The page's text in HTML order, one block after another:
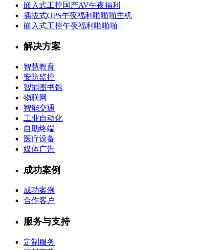
嵌入式工控国产AV午夜福利
插拔式OPS午夜福利啪啪啪主机
嵌入式工控午夜福利啪啪啪
解决方案
智慧教育
安防监控
智能图书馆
物联网
智能交通
工业自动化
自助终端
医疗设备
媒体广告
成功案例
成功案例
合作客户
服务与支持
定制服务